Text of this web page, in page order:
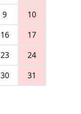
9
10
16
17
23
24
30 31